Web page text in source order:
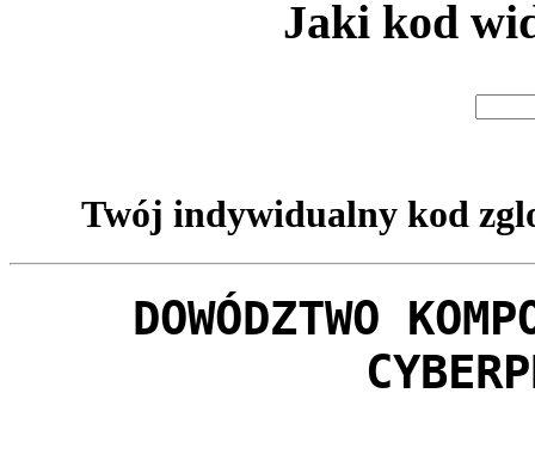
Jaki kod
Twój indywidualny kod
DOWÓDZTWO